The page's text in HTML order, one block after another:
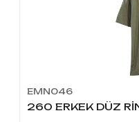
EMN046
260 ERKEK DÜZ